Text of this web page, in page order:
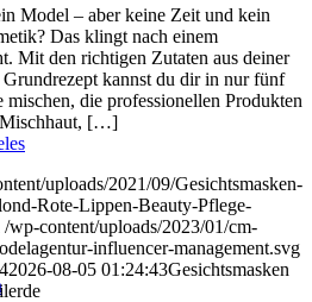
Model – aber keine Zeit und kein
Das klingt nach einem
Mit den richtigen Zutaten aus deiner
kannst du dir in nur fünf
die professionellen Produkten
Mischhaut, […]
uploads/2021/09/Gesichtsmasken-
Rote-Lippen-Beauty-Pflege-
/wp-content/uploads/2023/01/cm-
influencer-management.svg
2026-08-05 01:24:43Gesichtsmasken